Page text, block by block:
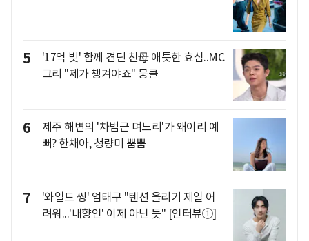
5
'17억 빚' 함께 견딘 친母 애틋한 효심..MC
그리 "제가 챙겨야죠" 뭉클
6
제주 해변의 '차범근 며느리'가 왜이리 예
뻐? 한채아, 청량미 뿜뿜
7
'와일드 씽' 엄태구 "텐션 올리기 제일 어
려워...'내향인' 이제 아닌 듯" [인터뷰①]